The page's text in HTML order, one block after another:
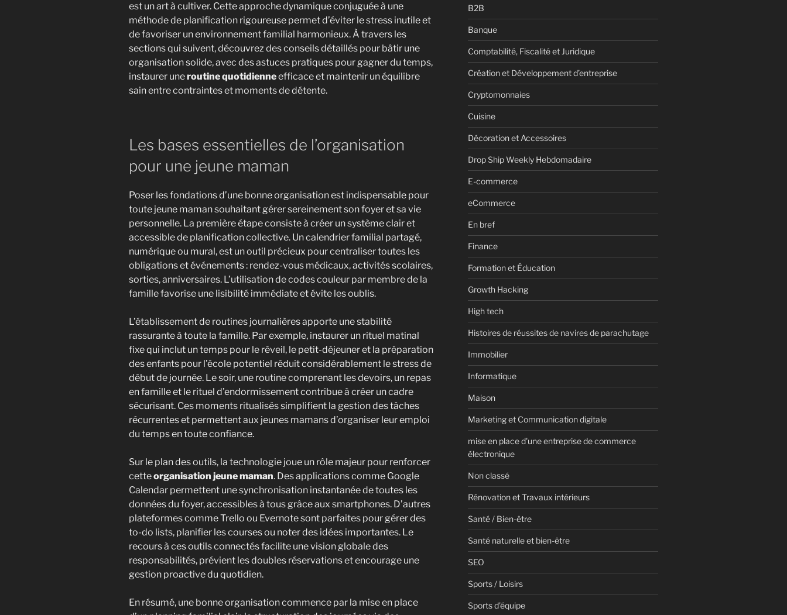
est un art à cultiver. Cette approche dynamique conjuguée à une
méthode de planification rigoureuse permet d’éviter le stress inutile et
de favoriser un environnement familial harmonieux. À travers les
sections qui suivent, découvrez des conseils détaillés pour bâtir une
organisation solide, avec des astuces pratiques pour gagner du temps,
instaurer uneroutine quotidienneefficace et maintenir un équilibre
sain entre contraintes et moments de détente.
Les bases essentielles de l’organisation
pour une jeune maman
Poser les fondations d’une bonne organisation est indispensable pour
toute jeune maman souhaitant gérer sereinement son foyer et sa vie
personnelle. La première étape consiste à créer un système clair et
accessible de planification collective. Un calendrier familial partagé,
numérique ou mural, est un outil précieux pour centraliser toutes les
obligations et événements : rendez-vous médicaux, activités scolaires,
sorties, anniversaires. L’utilisation de codes couleur par membre de la
famille favorise une lisibilité immédiate et évite les oublis.
L’établissement de routines journalières apporte une stabilité
rassurante à toute la famille. Par exemple, instaurer un rituel matinal
fixe qui inclut un temps pour le réveil, le petit-déjeuner et la préparation
des enfants pour l’école potentiel réduit considérablement le stress de
début de journée. Le soir, une routine comprenant les devoirs, un repas
en famille et le rituel d’endormissement contribue à créer un cadre
sécurisant. Ces moments ritualisés simplifient la gestion des tâches
récurrentes et permettent aux jeunes mamans d’organiser leur emploi
du temps en toute confiance.
Sur le plan des outils, la technologie joue un rôle majeur pour renforcer
cetteorganisation jeune maman. Des applications comme Google
Calendar permettent une synchronisation instantanée de toutes les
données du foyer, accessibles à tous grâce aux smartphones. D’autres
plateformes comme Trello ou Evernote sont parfaites pour gérer des
to-do lists, planifier les courses ou noter des idées importantes. Le
recours à ces outils connectés facilite une vision globale des
responsabilités, prévient les doubles réservations et encourage une
gestion proactive du quotidien.
En résumé, une bonne organisation commence par la mise en place
B2B
Banque
Comptabilité, Fiscalité et Juridique
Création et Développement d’entreprise
Cryptomonnaies
Cuisine
Décoration et Accessoires
Drop Ship Weekly Hebdomadaire
E-commerce
eCommerce
En bref
Finance
Formation et Éducation
Growth Hacking
High tech
Histoires de réussites de navires de parachutage
Immobilier
Informatique
Maison
Marketing et Communication digitale
mise en place d'une entreprise de commerce
électronique
Non classé
Rénovation et Travaux intérieurs
Santé / Bien-être
Santé naturelle et bien-être
SEO
Sports / Loisirs
Sports d’équipe